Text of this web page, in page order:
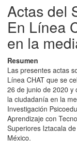
Actas del
En Línea
en la
Resumen
Las presentes actas
Línea CHAT que se
26 de junio de 2020 y
la ciudadanía en la
Investigación
Aprendizaje con
Superiores Iztacala
México.